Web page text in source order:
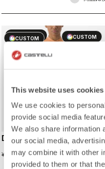
This website uses cookies
We use cookies to
provide social media
We also share information
our social media,
may combine it with other
provided to them or that
CUSTOM
sell50% OFF
CUSTOM
DOLCE JERSEY
¥13,750 ¥6,875